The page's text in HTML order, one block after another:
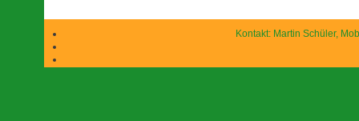
Kontakt: Martin Schüler,